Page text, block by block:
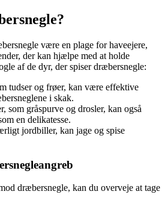
være en plage for haveejere,
der kan hjælpe med at holde
af de dyr, der spiser dræbersnegle:
tudser og frøer, kan være effektive
i skak.
som gråspurve og drosler, kan også
en delikatesse.
jordbiller, kan jage og spise
dræbersnegle, kan du overveje at tage